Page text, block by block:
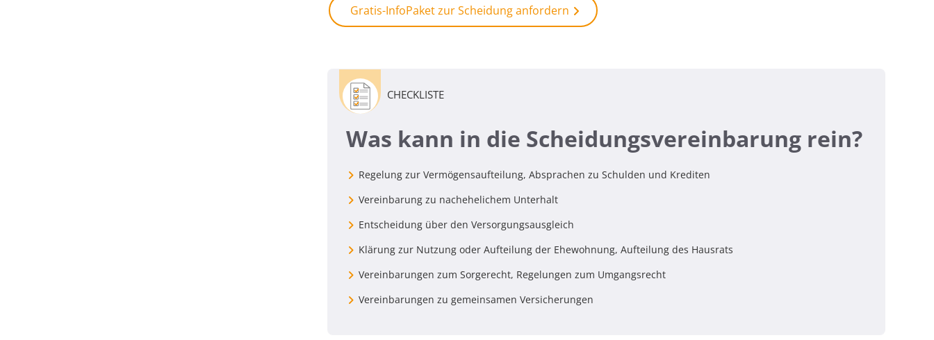
Gratis-InfoPaket zur Scheidung anfordern
CHECKLISTE
Was kann in die Scheidungsvereinbarung rein?
Regelung zur Vermögensaufteilung, Absprachen zu Schulden und Krediten
Vereinbarung zu nachehelichem Unterhalt
Entscheidung über den Versorgungsausgleich
Klärung zur Nutzung oder Aufteilung der Ehewohnung, Aufteilung des Hausrats
Vereinbarungen zum Sorgerecht, Regelungen zum Umgangsrecht
Vereinbarungen zu gemeinsamen Versicherungen